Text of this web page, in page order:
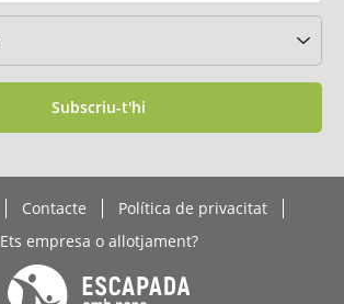
Subscriu-t'hi
Contacte
Política de privacitat
Ets empresa o allotjament?